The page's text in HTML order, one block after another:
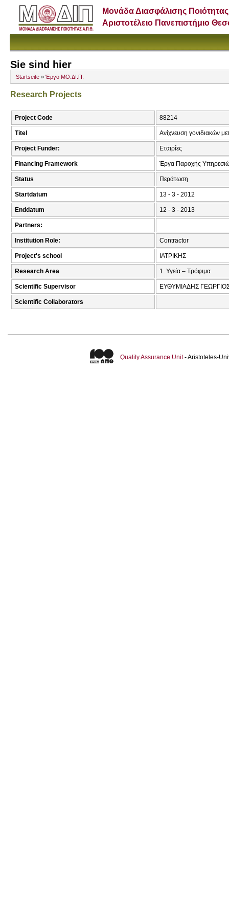
Μονάδα Διασφάλισης Ποιότητας
Αριστοτέλειο Πανεπιστήμιο
Sie sind hier
Startseite » Έργο ΜΟ.ΔΙ.Π.
Research Projects
Project Code 88214
Titel Ανίχνευση γονιδιακών
Project Funder: Εταιρίες
Financing Framework Έργα Παροχής
Status Περάτωση
Startdatum 13 - 3 - 2012
Enddatum 12 - 3 - 2013
Partners:
Institution Role: Contractor
Project's school ΙΑΤΡΙΚΗΣ
Research Area 1. Υγεία – Τρόφιμα
Scientific Supervisor ΕΥΘΥΜΙΑΔΗΣ
Scientific Collaborators
Quality Assurance Unit- Aristoteles-